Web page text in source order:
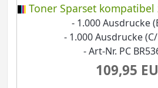
Toner Sparset kompatibel
- 1.000 Ausdrucke
- 1.000 Ausdrucke
- Art-Nr. PC
109,95